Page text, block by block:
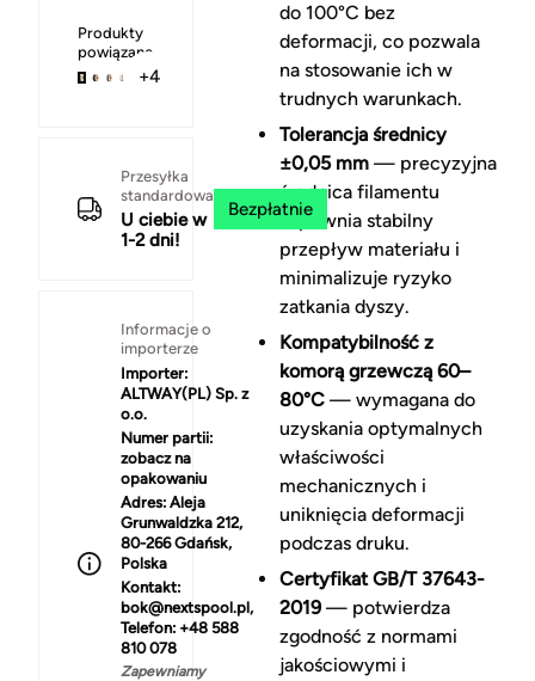
Produkty
powiązane
+4
Przesyłka
standardowa
U ciebie w
1-2 dni!
Bezpłatnie
Informacje o
importerze
Importer:
ALTWAY(PL) Sp. z
o.o.
Numer partii:
zobacz na
opakowaniu
Adres: Aleja
Grunwaldzka 212,
80-266 Gdańsk,
Polska
Kontakt:
bok@nextspool.pl,
Telefon: +48 588
810 078
Zapewniamy
do 100°C bez
deformacji, co pozwala
na stosowanie ich w
trudnych warunkach.
Tolerancja średnicy
±0,05 mm— precyzyjna
średnica filamentu
zapewnia stabilny
przepływ materiału i
minimalizuje ryzyko
zatkania dyszy.
Kompatybilność z
komorą grzewczą 60–
80°C— wymagana do
uzyskania optymalnych
właściwości
mechanicznych i
uniknięcia deformacji
podczas druku.
Certyfikat GB/T 37643-
2019— potwierdza
zgodność z normami
jakościowymi i